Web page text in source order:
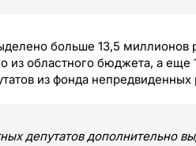
больше 13,5 миллионов
из областного бюджета, а еще
из фонда непредвиденных
депутатов дополнительно